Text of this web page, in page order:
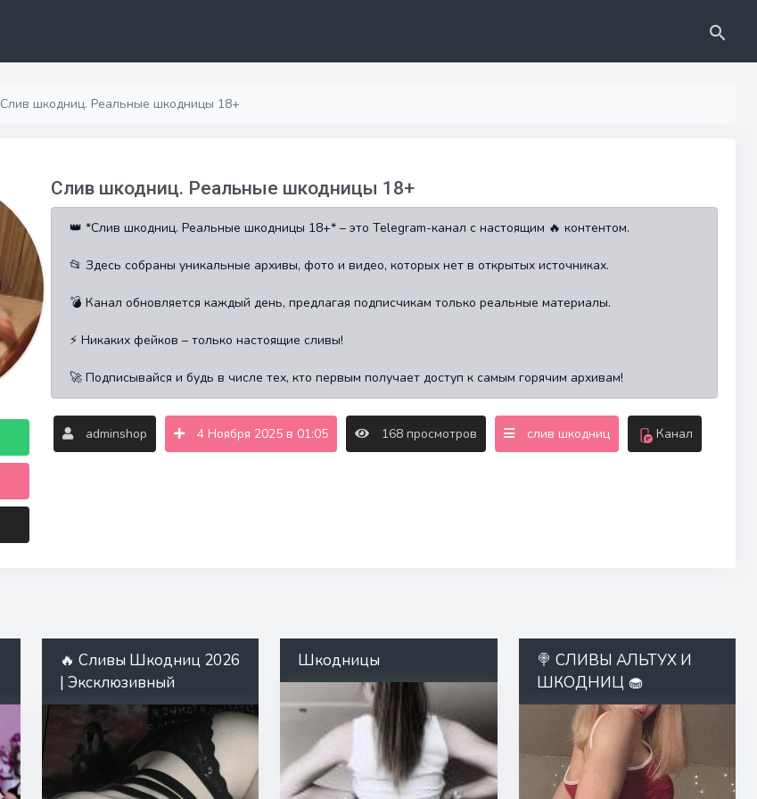
Слив шкодниц. Реальные шкодницы 18+
Слив шкодниц. Реальные шкодницы 18+
👑 *Слив шкодниц. Реальные шкодницы 18+* – это Telegram-канал с настоящим 🔥 контентом.
📂 Здесь собраны уникальные архивы, фото и видео, которых нет в открытых источниках.
💣 Канал обновляется каждый день, предлагая подписчикам только реальные материалы.
⚡ Никаких фейков – только настоящие сливы!
🚀 Подписывайся и будь в числе тех, кто первым получает доступ к самым горячим архивам!
adminshop 4 Ноября 2025 в 01:05 168 просмотров слив шкодниц Канал
🔥 Сливы Шкодниц 2026
| Эксклюзивный
Шкодницы
🍭 СЛИВЫ АЛЬТУХ И
ШКОДНИЦ 🧁